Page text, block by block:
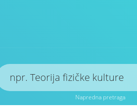
Napredna pretraga